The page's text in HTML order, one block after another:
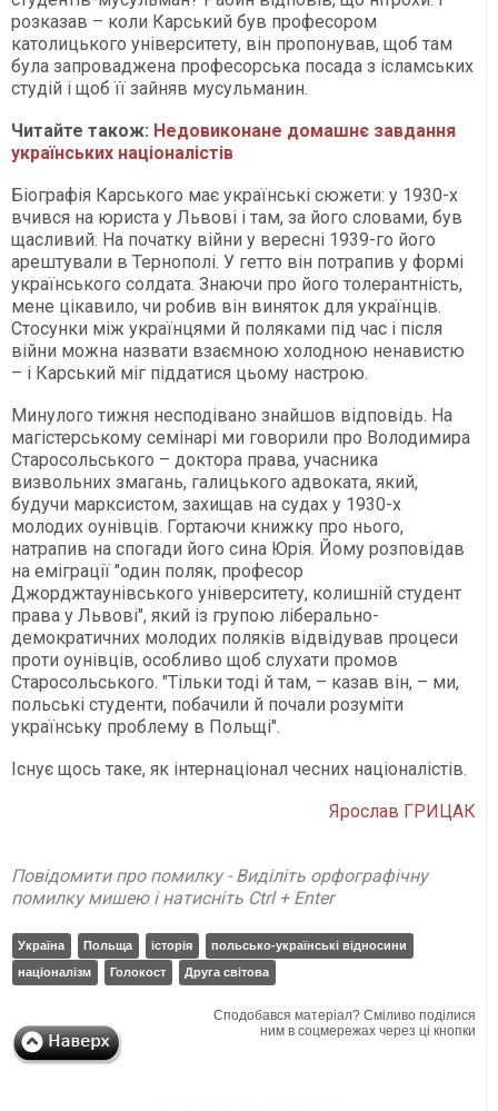
розказав – коли Карський був професором
католицького університету, він пропонував, щоб там
була запроваджена професорська посада з ісламських
студій і щоб її зайняв мусульманин.
Читайте також: Недовиконане домашнє завдання
українських націоналістів
Біографія Карського має українські сюжети: у 1930-х
вчився на юриста у Львові і там, за його словами, був
щасливий. На початку війни у вересні 1939-го його
арештували в Тернополі. У гетто він потрапив у формі
українського солдата. Знаючи про його толерантність,
мене цікавило, чи робив він виняток для українців.
Стосунки між українцями й поляками під час і після
війни можна назвати взаємною холодною ненавистю
– і Карський міг піддатися цьому настрою.
Минулого тижня несподівано знайшов відповідь. На
магістерському семінарі ми говорили про Володимира
Старосольського – доктора права, учасника
визвольних змагань, галицького адвоката, який,
будучи марксистом, захищав на судах у 1930-х
молодих оунівців. Гортаючи книжку про нього,
натрапив на спогади його сина Юрія. Йому розповідав
на еміграції "один поляк, професор
Джорджтаунівського університету, колишній студент
права у Львові", який із групою ліберально-
демократичних молодих поляків відвідував процеси
проти оунівців, особливо щоб слухати промов
Старосольського. "Тільки тоді й там, – казав він, – ми,
польські студенти, побачили й почали розуміти
українську проблему в Польщі".
Існує щось таке, як інтернаціонал чесних націоналістів.
Ярослав ГРИЦАК
Повідомити про помилку - Виділіть орфографічну
помилку мишею і натисніть Ctrl + Enter
Україна Польща історія
польсько-українські відносини
націоналізм
Голокост Друга світова
Сподобався матеріал? Сміливо поділися
ним в соцмережах через ці кнопки